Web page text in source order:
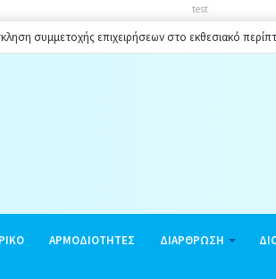
test
συμμετοχής επιχειρήσεων στο εκθεσιακό
ΑΡΜΟΔΙΟΤΗΤΕΣ ΔΙΑΡΘΡΩΣΗ